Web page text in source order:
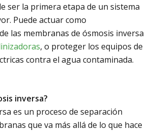
ser la primera etapa de un sistema
Puede actuar como
las membranas de ósmosis inversa
, o proteger los equipos de
contra el agua contaminada.
inversa?
es un proceso de separación
que va más allá de lo que hace